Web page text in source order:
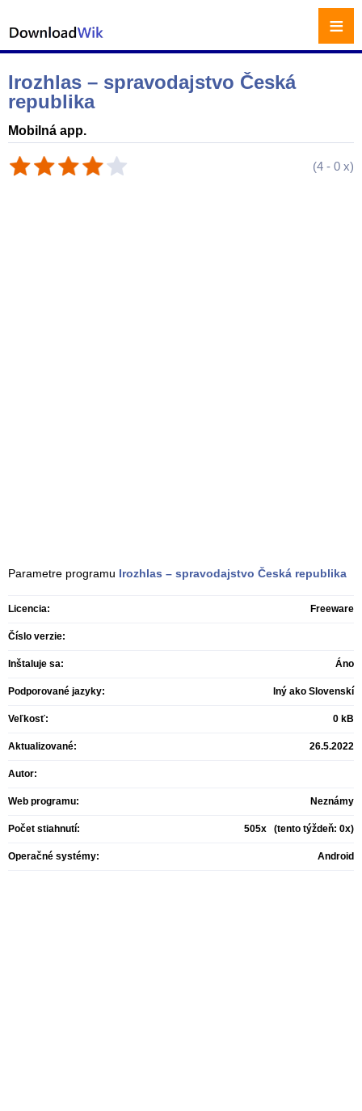
Irozhlas – spravodajstvo Česká
republika
Mobilná app.
(4 - 0 x)
Parametre programu Irozhlas – spravodajstvo Česká republika
Licencia: Freeware
Číslo verzie:
Inštaluje sa: Áno
Podporované jazyky: Iný ako Slovenskí
Veľkosť: 0 kB
Aktualizované: 26.5.2022
Autor:
Web programu: Neznámy
Počet stiahnutí: 505x (tento týždeň: 0x)
Operačné systémy: Android
≡